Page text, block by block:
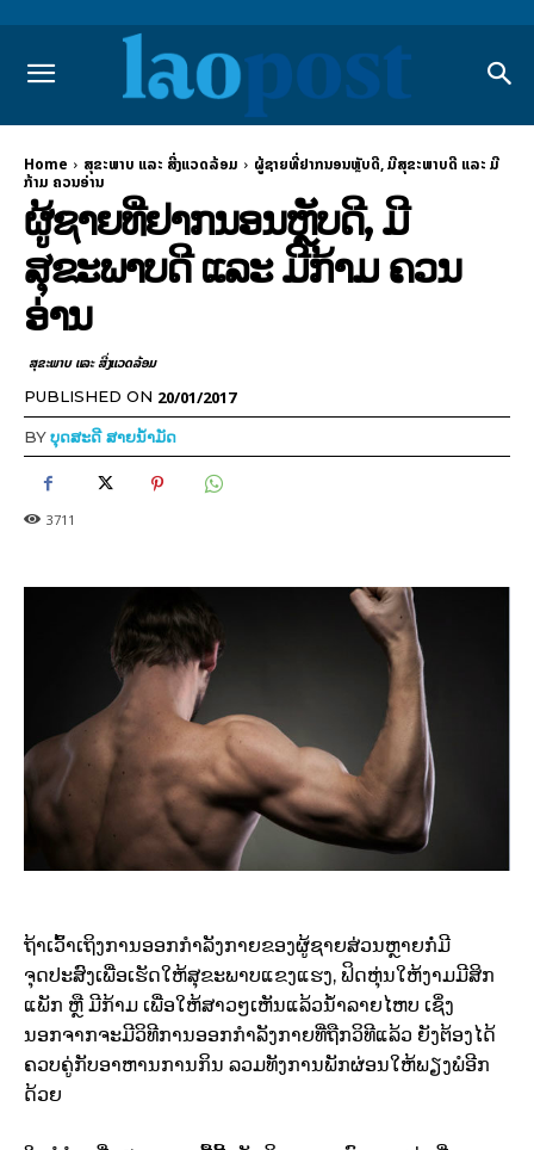
Home ສຸຂະພາບ ແລະ ສີ່ງແວດລ້ອມ
ຜູ້ຊາຍທີ່ຢາກນອນຫຼັບດີ, ມີສຸຂະພາບດີ ແລະ ມີ
ກ້າມ ຄວນອ່ານ
ຜູ້ຊາຍທີ່ຢາກນອນຫຼັບດີ, ມີ
ສຸຂະພາບດີ ແລະ ມີກ້າມ ຄວນ
ອ່ານ
ສຸຂະພາບ ແລະ ສີ່ງແວດລ້ອມ
PUBLISHED ON 20/01/2017
BYບຸດສະດີ ສາຍນ້ຳມັດ
3711
ຖ້າເວົ້າເຖິງການອອກກຳລັງກາຍຂອງຜູ້ຊາຍສ່ວນຫຼາຍກໍ່ມີ
ຈຸດປະສົງເພື່ອເຮັດໃຫ້ສຸຂະພາບແຂງແຮງ, ຟິດຫຸ່ນໃຫ້ງາມມີສິກ
ແພັກ ຫຼື ມີກ້າມ ເພື່ອໃຫ້ສາວໆເຫັນແລ້ວນ້ຳລາຍໄຫບ ເຊິ່ງ
ນອກຈາກຈະມີວິທີການອອກກຳລັງກາຍທີ່ຖືກວິທີແລ້ວ ຍັງຕ້ອງໄດ້
ຄວບຄູ່ກັບອາຫານການກິນ ລວມທັງການພັກຜ່ອນໃຫ້ພຽງພໍອີກ
ດ້ວຍ